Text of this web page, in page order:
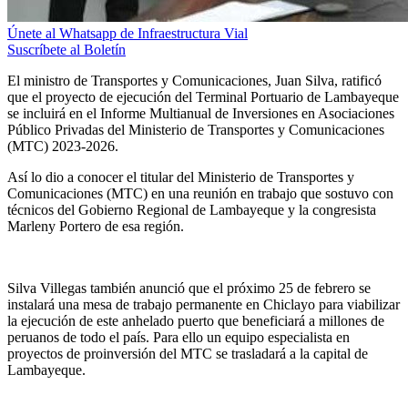
Únete al Whatsapp de Infraestructura Vial
Suscríbete al Boletín
El ministro de Transportes y Comunicaciones, Juan Silva, ratificó
que el proyecto de ejecución del Terminal Portuario de Lambayeque
se incluirá en el Informe Multianual de Inversiones en Asociaciones
Público Privadas del Ministerio de Transportes y Comunicaciones
(MTC) 2023-2026.
Así lo dio a conocer el titular del Ministerio de Transportes y
Comunicaciones (MTC) en una reunión en trabajo que sostuvo con
técnicos del Gobierno Regional de Lambayeque y la congresista
Marleny Portero de esa región.
Silva Villegas también anunció que el próximo 25 de febrero se
instalará una mesa de trabajo permanente en Chiclayo para viabilizar
la ejecución de este anhelado puerto que beneficiará a millones de
peruanos de todo el país. Para ello un equipo especialista en
proyectos de proinversión del MTC se trasladará a la capital de
Lambayeque.